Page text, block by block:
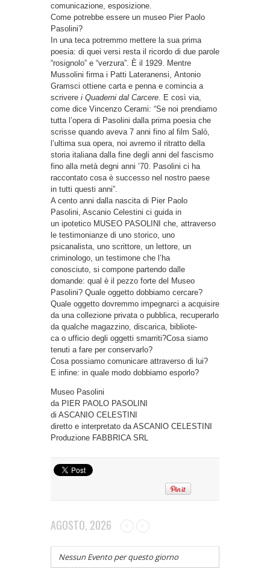
comunicazione, esposizione.
Come potrebbe essere un museo Pier Paolo
Pasolini?
In una teca potremmo mettere la sua prima
poesia: di quei versi resta il ricordo di due parole
“rosignolo” e “verzura”. È il 1929. Mentre
Mussolini firma i Patti Lateranensi, Antonio
Gramsci ottiene carta e penna e comincia a
scrivere i Quaderni dal Carcere . E così via,
come dice Vincenzo Cerami: “Se noi prendiamo
tutta l’opera di Pasolini dalla prima poesia che
scrisse quando aveva 7 anni fino al film Salò,
l’ultima sua opera, noi avremo il ritratto della
storia italiana dalla fine degli anni del fascismo
fino alla metà degni anni ’70. Pasolini ci ha
raccontato cosa è successo nel nostro paese
in tutti questi anni”.
A cento anni dalla nascita di Pier Paolo
Pasolini, Ascanio Celestini ci guida in
un ipotetico MUSEO PASOLINI che, attraverso
le testimonianze di uno storico, uno
psicanalista, uno scrittore, un lettore, un
criminologo, un testimone che l’ha
conosciuto, si compone partendo dalle
domande: qual è il pezzo forte del Museo
Pasolini? Quale oggetto dobbiamo cercare?
Quale oggetto dovremmo impegnarci a acquisire
da una collezione privata o pubblica, recuperarlo
da qualche magazzino, discarica, bibliote-
ca o ufficio degli oggetti smarriti?Cosa siamo
tenuti a fare per conservarlo?
Cosa possiamo comunicare attraverso di lui?
E infine: in quale modo dobbiamo esporlo?
Museo Pasolini
da PIER PAOLO PASOLINI
di ASCANIO CELESTINI
diretto e interpretato da ASCANIO CELESTINI
Produzione FABBRICA SRL
AGOSTO, 2026
Nessun Evento per questo giorno